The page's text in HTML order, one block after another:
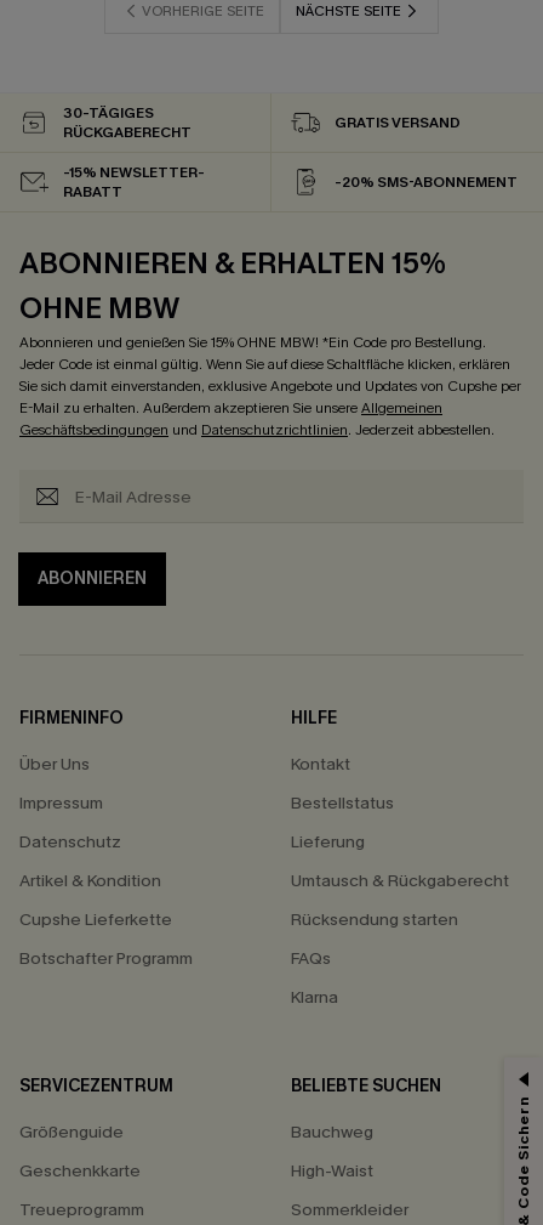
VORHERIGE SEITE NÄCHSTE SEITE
30-TÄGIGES
RÜCKGABERECHT
GRATIS VERSAND
-15% NEWSLETTER-
RABATT
-20% SMS-ABONNEMENT
ABONNIEREN & ERHALTEN 15%
OHNE MBW
Abonnieren und genießen Sie 15% OHNE MBW! *Ein Code pro Bestellung.
Jeder Code ist einmal gültig. Wenn Sie auf diese Schaltfläche klicken, erklären
Sie sich damit einverstanden, exklusive Angebote und Updates von Cupshe per
E-Mail zu erhalten. Außerdem akzeptieren Sie unsereAllgemeinen
Geschäftsbedingungen und Datenschutzrichtlinien. Jederzeit abbestellen.
ABONNIEREN
FIRMENINFO
Über Uns
Impressum
Datenschutz
Artikel & Kondition
Cupshe Lieferkette
Botschafter Programm
HILFE
Kontakt
Bestellstatus
Lieferung
Umtausch & Rückgaberecht
Rücksendung starten
FAQs
Klarna
SERVICEZENTRUM
Größenguide
Geschenkkarte
Treueprogramm
BELIEBTE SUCHEN
Bauchweg
High-Waist
Sommerkleider
15% ERHALTEN
15% ohne MBW für E-Mail-Abonnenten.